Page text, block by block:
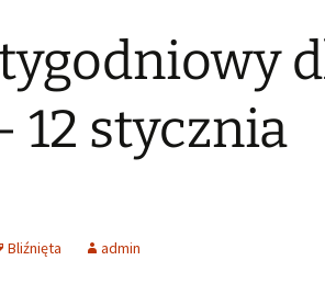
12 stycznia
Bliźnięta admin